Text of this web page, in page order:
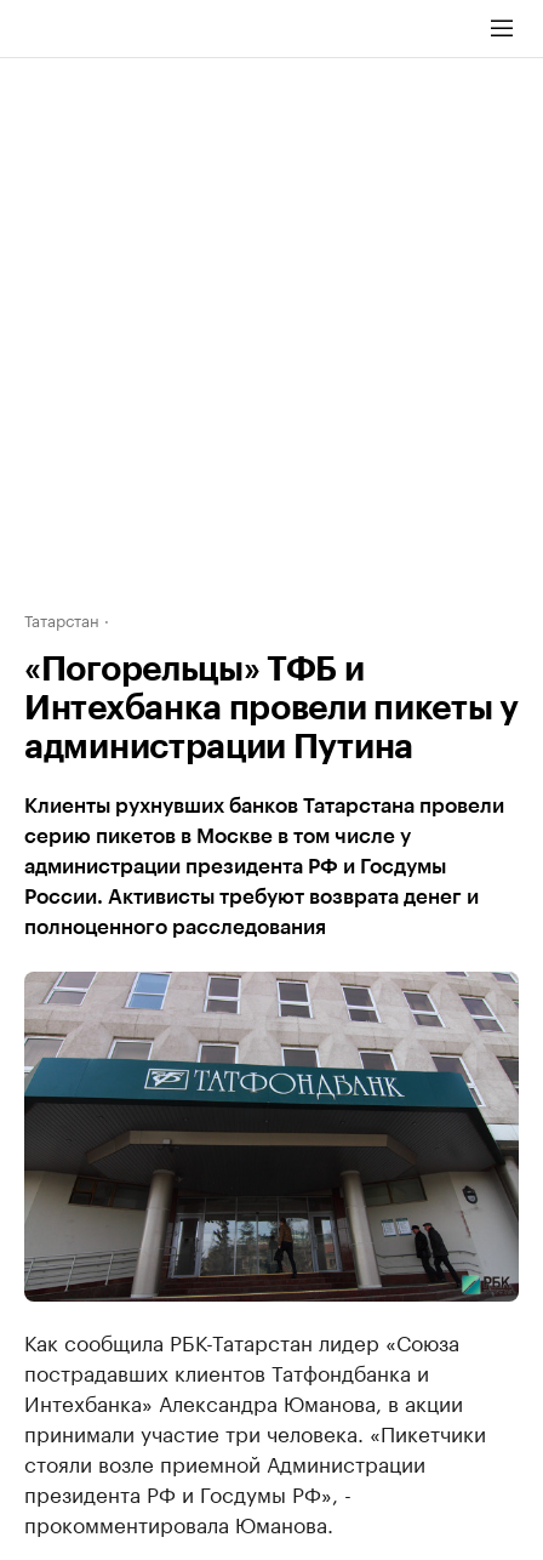
Татарстан
«Погорельцы» ТФБ и
Интехбанка провели пикеты у
администрации Путина
Клиенты рухнувших банков Татарстана провели
серию пикетов в Москве в том числе у
администрации президента РФ и Госдумы
России. Активисты требуют возврата денег и
полноценного расследования
Как сообщила РБК-Татарстан лидер «Союза
пострадавших клиентов Татфондбанка и
Интехбанка» Александра Юманова, в акции
принимали участие три человека. «Пикетчики
стояли возле приемной Администрации
президента РФ и Госдумы РФ», -
прокомментировала Юманова.